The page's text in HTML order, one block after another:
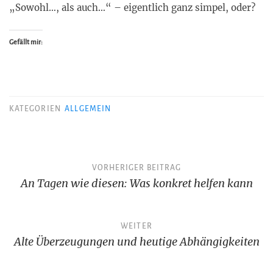
„Sowohl…, als auch…“ – eigentlich ganz simpel, oder?
Gefällt mir:
KATEGORIEN ALLGEMEIN
Beitragsnavigation
VORHERIGER BEITRAG
An Tagen wie diesen: Was konkret helfen kann
WEITER
Alte Überzeugungen und heutige Abhängigkeiten